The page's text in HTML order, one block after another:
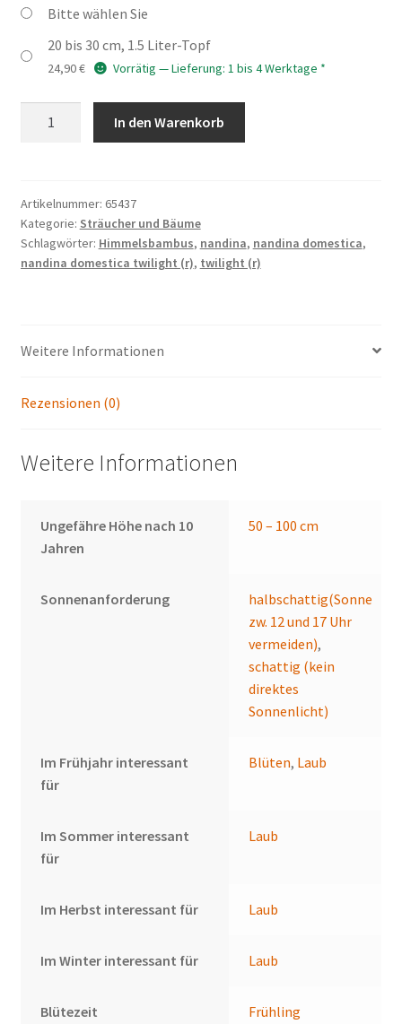
Bitte wählen Sie
20 bis 30 cm, 1.5 Liter-Topf
24,90€ Vorrätig — Lieferung: 1 bis 4 Werktage *
Menge
In den Warenkorb
Artikelnummer: 65437
Kategorie: Sträucher und Bäume
Schlagwörter: Himmelsbambus, nandina, nandina domestica,
nandina domestica twilight (r), twilight (r)
Weitere Informationen
Rezensionen (0)
Weitere Informationen
Ungefähre Höhe nach 10
Jahren
50 – 100 cm
Sonnenanforderung
halbschattig(Sonne
zw. 12 und 17 Uhr
vermeiden),
schattig (kein
direktes
Sonnenlicht)
Im Frühjahr interessant
für
Blüten, Laub
Im Sommer interessant
für
Laub
Im Herbst interessant für Laub
Im Winter interessant für Laub
Blütezeit Frühling